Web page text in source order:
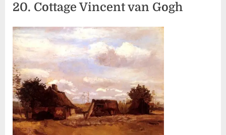
20. Cottage Vincent van Gogh